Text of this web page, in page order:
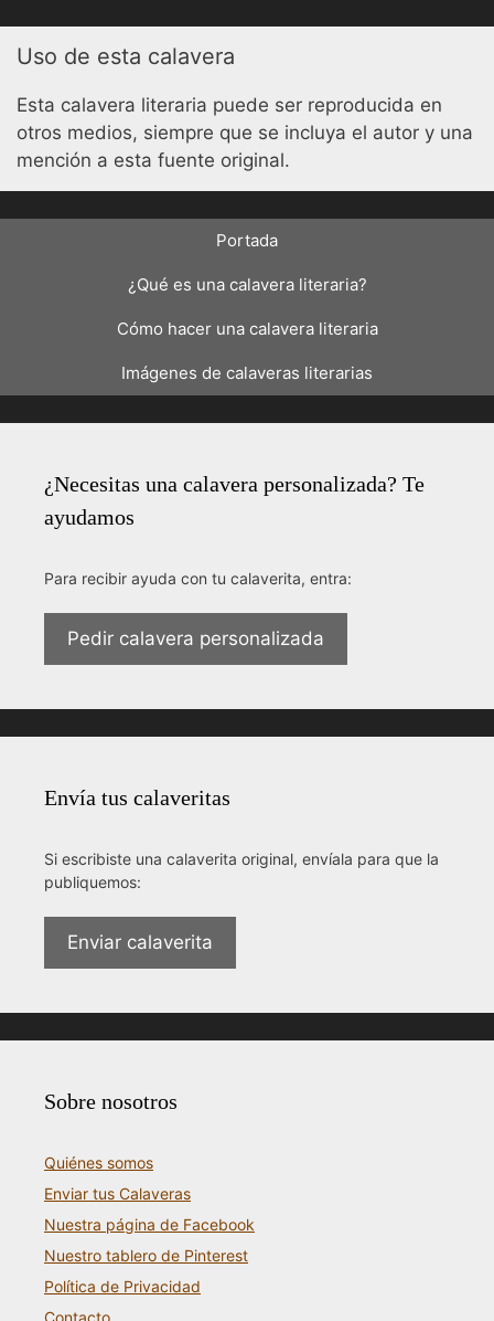
Uso de esta calavera
Esta calavera literaria puede ser reproducida en
otros medios, siempre que se incluya el autor y una
mención a esta fuente original.
Portada
¿Qué es una calavera literaria?
Cómo hacer una calavera literaria
Imágenes de calaveras literarias
¿Necesitas una calavera personalizada? Te
ayudamos
Para recibir ayuda con tu calaverita, entra:
Pedir calavera personalizada
Envía tus calaveritas
Si escribiste una calaverita original, envíala para que la
publiquemos:
Enviar calaverita
Sobre nosotros
Quiénes somos
Enviar tus Calaveras
Nuestra página de Facebook
Nuestro tablero de Pinterest
Política de Privacidad
Contacto